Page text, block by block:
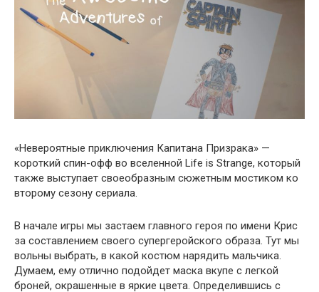
«Невероятные приключения Капитана Призрака» —
короткий спин-офф во вселенной Life is Strange, который
также выступает своеобразным сюжетным мостиком ко
второму сезону сериала.
В начале игры мы застаем главного героя по имени Крис
за составлением своего супергеройского образа. Тут мы
вольны выбрать, в какой костюм нарядить мальчика.
Думаем, ему отлично подойдет маска вкупе с легкой
броней, окрашенные в яркие цвета. Определившись с